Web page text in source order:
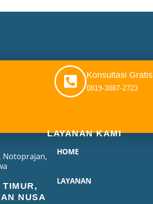
Konsultasi Gratis
0819-3887-2723
Notoprajan,
NUSA
LAYANAN KAMI
HOME
LAYANAN